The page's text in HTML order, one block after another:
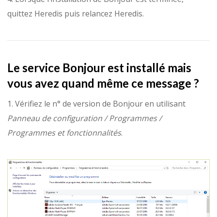
quittez Heredis puis relancez Heredis.
Le service Bonjour est installé mais
vous avez quand même ce message ?
1. Vérifiez le n° de version de Bonjour en utilisant
Panneau de configuration / Programmes /
Programmes et fonctionnalités.